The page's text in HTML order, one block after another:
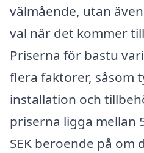
välmående, utan
val när det kommer
Priserna för bastu
flera faktorer, såsom
installation och
priserna ligga mellan
SEK beroende på om